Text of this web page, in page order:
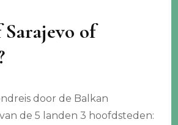
of
door de Balkan
de 5 landen 3 hoofdsteden: